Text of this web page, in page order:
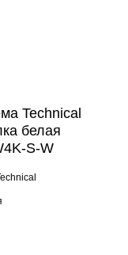
Technical
белая
S-W